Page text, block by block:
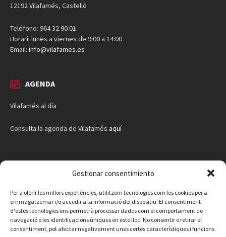
Gestionar consentimiento
Per a oferir les millors experiències, utilitzem tecnologies com les cookies per a
emmagatzemar i/o accedir a la informació del dispositiu. El consentiment
d'estes tecnologies ens permetrà processar dades com el comportament de
navegació o les identificacions úniques en este lloc. No consentir o retirar el
consentiment, pot afectar negativament unes certes característiques i funcions.
12192 Vilafamés, Castelló
Teléfono: 964 32 90 01
Horari: lunes a viernes de 9:00 a 14:00
Email: info@vilafames.es
AGENDA
Vilafamés al día
Consulta la agenda de Vilafamés aquí